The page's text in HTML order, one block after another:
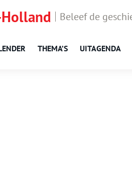
Beleef de
THEMA’S UITAGENDA